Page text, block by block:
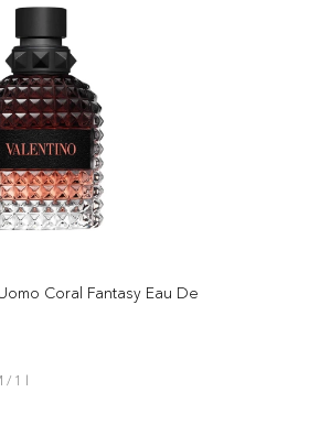
Coral Fantasy Eau De
/ 1 l